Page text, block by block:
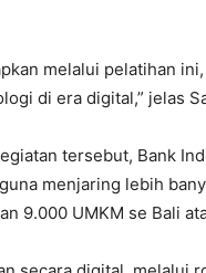
melalui pelatihan
di era digital,” jelas
tersebut, Bank
menjaring lebih
9.000 UMKM se Bali